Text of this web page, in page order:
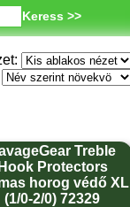
Keress >>
Treble
Hook Protectors
horog védő XL
(1/0-2/0) 72329